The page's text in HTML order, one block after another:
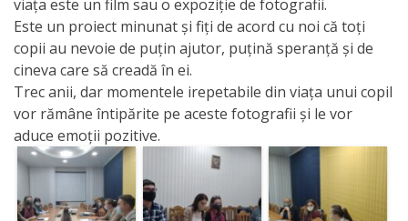
Achiziții
publice
Invitații
de
participare
Planuri
viaţa este un film sau o expoziție de fotografii.
Este un proiect minunat și fiți de acord cu noi că toți
copii au nevoie de puțin ajutor, puțină speranță și de
cineva care să creadă în ei.
Trec anii, dar momentele irepetabile din viața unui copil
vor rămâne întipărite pe aceste fotografii și le vor
aduce emoții pozitive.